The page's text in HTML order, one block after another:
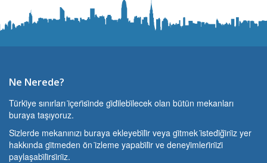
Ne Nerede?
Türki̇ye sınırları i̇çeri̇si̇nde gi̇di̇lebi̇lecek olan bütün mekanları
buraya taşıyoruz.
Si̇zlerde mekanınızı buraya ekleyebi̇li̇r veya gi̇tmek i̇stedi̇ği̇ni̇z yer
hakkında gi̇tmeden ön i̇zleme yapabi̇li̇r ve deneyi̇mleri̇ni̇zi̇
paylaşabi̇li̇rsi̇ni̇z.